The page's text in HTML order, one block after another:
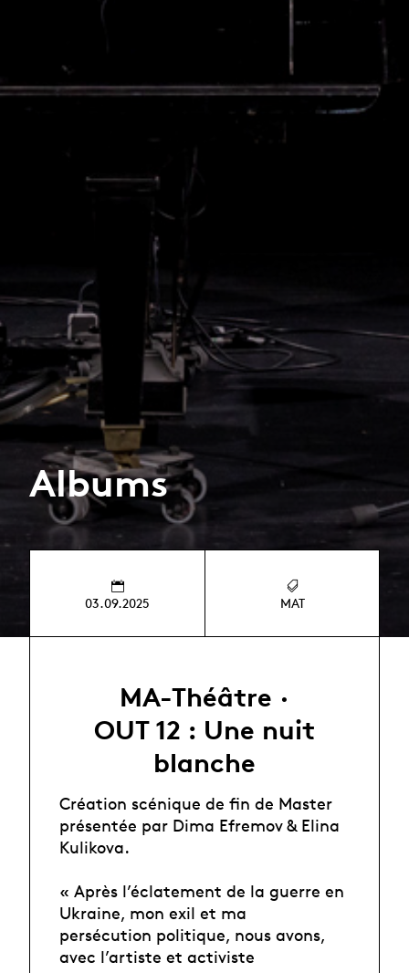
Albums
03.09.2025 MAT
MA-Théâtre ·
OUT 12 : Une nuit
blanche
Création scénique de fin de Master
présentée par Dima Efremov & Elina
Kulikova.
« Après l’éclatement de la guerre en
Ukraine, mon exil et ma
persécution politique, nous avons,
avec l’artiste et activiste